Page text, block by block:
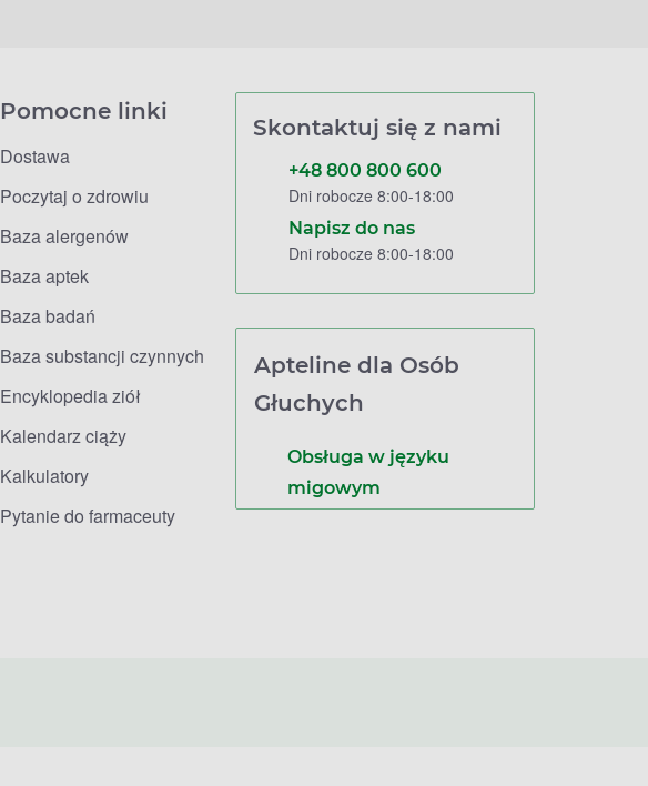
Pomocne linki
Dostawa
Poczytaj o zdrowiu
Baza alergenów
Baza aptek
Baza badań
Baza substancji czynnych
Encyklopedia ziół
Kalendarz ciąży
Kalkulatory
Pytanie do farmaceuty
Skontaktuj się z nami
+48 800 800 600
Dni robocze 8:00-18:00
Napisz do nas
Dni robocze 8:00-18:00
Apteline dla Osób
Głuchych
Obsługa w języku
migowym